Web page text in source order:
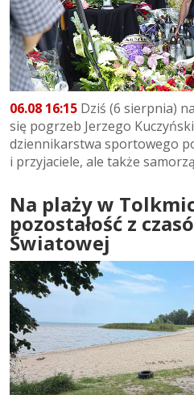
06.08 16:15 Dziś (6 sierpnia)
się pogrzeb Jerzego
dziennikarstwa sportowego
i przyjaciele, ale także
Na plaży w
pozostałość z
Światowej